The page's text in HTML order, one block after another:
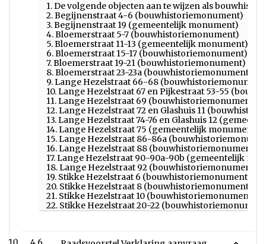
1. De volgende objecten aan te wijzen als
2. Begijnenstraat 4-6 (bouwhistoriemonument)
3. Begijnenstraat 19 (gemeentelijk monument)
4. Bloemerstraat 5-7 (bouwhistoriemonument)
5. Bloemerstraat 11-13 (gemeentelijk monument)
6. Bloemerstraat 15-17 (bouwhistoriemonument)
7. Bloemerstraat 19-21 (bouwhistoriemonument)
8. Bloemerstraat 23-23a (bouwhistoriemonument)
9. Lange Hezelstraat 66-68
10. Lange Hezelstraat 67 en Pijkestraat 53-55
11. Lange Hezelstraat 69 (bouwhistoriemonument)
12. Lange Hezelstraat 72 en Glashuis 11
13. Lange Hezelstraat 74-76 en Glashuis 12
14. Lange Hezelstraat 75 (gemeentelijk monument)
15. Lange Hezelstraat 86-86a
16. Lange Hezelstraat 88 (bouwhistoriemonument)
17. Lange Hezelstraat 90-90a-90b (gemeentelijk
18. Lange Hezelstraat 92 (bouwhistoriemonument)
19. Stikke Hezelstraat 6 (bouwhistoriemonument)
20. Stikke Hezelstraat 8 (bouwhistoriemonument)
21. Stikke Hezelstraat 10 (bouwhistoriemonument)
22. Stikke Hezelstraat 20-22